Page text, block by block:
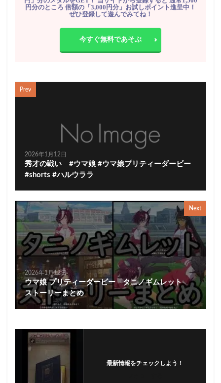
円分のところ 倍額の「3,000円分」お試しポイント進呈中！
ぜひ登録して遊んでみてね！
今すぐ無料であそぶ
Prev
2026年1月12日
秀才の戦い #ウマ娘 #ウマ娘プリティーダービー
#shorts #ハルウララ
Next
2026年1月12日
ウマ娘 プリティーダービー タニノギムレット
ストーリーまとめ
最新情報をチェックしよう！